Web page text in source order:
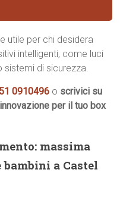
utile per chi desidera
intelligenti, come luci
sistemi di sicurezza.
0910496 o scrivici su
per il tuo box
massima
a Castel